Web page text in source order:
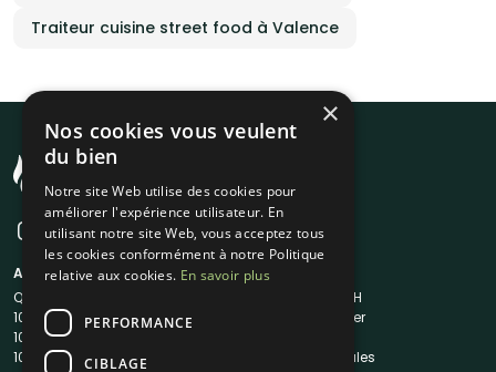
Traiteur cuisine street food à Valence
A propos
Qui sommes-nous ?
1001Salles
1001Salles PRO
1001DJ
Liens utiles
Traiteur en 48H
Nous contacter
Mentions légales
×
Nos cookies vous veulent
du bien
Notre site Web utilise des cookies pour
améliorer l'expérience utilisateur. En
utilisant notre site Web, vous acceptez tous
les cookies conformément à notre Politique
relative aux cookies. En savoir plus
PERFORMANCE
CIBLAGE